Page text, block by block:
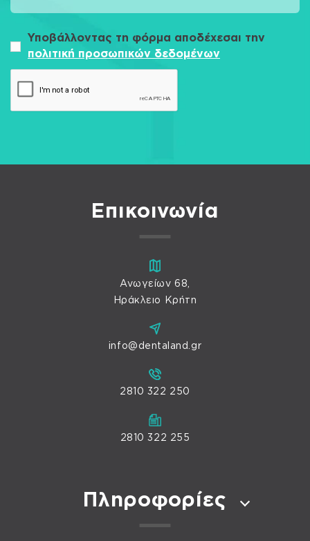
Υποβάλλοντας τη φόρμα αποδέχεσαι την
πολιτική προσωπικών δεδομένων
Επικοινωνία
Ανωγείων 68,
Ηράκλειο Κρήτη
info@dentaland.gr
2810 322 250
2810 322 255
Πληροφορίες